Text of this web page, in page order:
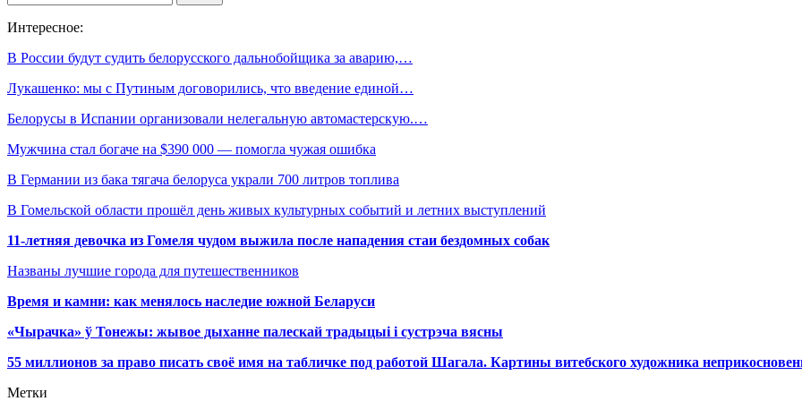
Интересное:
В России будут судить белорусского дальнобойщика за аварию,…
Лукашенко: мы с Путиным договорились, что введение единой…
Белорусы в Испании организовали нелегальную автомастерскую.…
Мужчина стал богаче на $390 000 — помогла чужая ошибка
В Германии из бака тягача белоруса украли 700 литров топлива
В Гомельской области прошёл день живых культурных событий и летних выступлений
11-летняя девочка из Гомеля чудом выжила после нападения стаи бездомных собак
Названы лучшие города для путешественников
Время и камни: как менялось наследие южной Беларуси
«Чырачка» ў Тонежы: жывое дыханне палескай традыцыі і сустрэча вясны
55 миллионов за право писать своё имя на табличке под работой Шагала. Картины витебского художника
Метки